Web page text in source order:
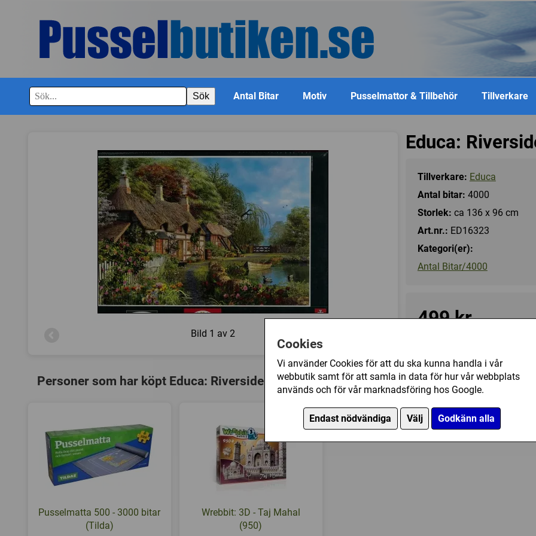
Cookies
Vi använder Cookies för att du ska kunna handla i vår
webbutik samt för att samla in data för hur vår webbplats
används och för vår marknadsföring hos Google.
Endast nödvändiga Välj Godkänn alla
Sök Antal Bitar Motiv Pusselmattor & Tillbehör Tillverkare
Bild 1 av 2
Educa:
Tillverkare: Educa
Antal bitar: 4000
Storlek: ca 136 x 96 cm
Art.nr.: ED16323
Kategori(er):
Antal Bitar/4000
499 kr
Personer som har köpt Educa: Riverside Home in Bloom (4000) har också köpt
Pusselmatta 500 - 3000 bitar
(Tilda)
Wrebbit: 3D - Taj Mahal
(950)